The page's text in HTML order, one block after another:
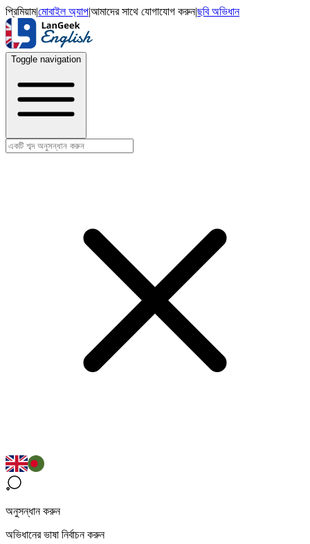
প্রিমিয়াম|মোবাইল অ্যাপ|আমাদের সাথে যোগাযোগ করুন|ছবি অভিধান
Toggle navigation
অনুসন্ধান করুন
অভিধানের ভাষা নির্বাচন করুন